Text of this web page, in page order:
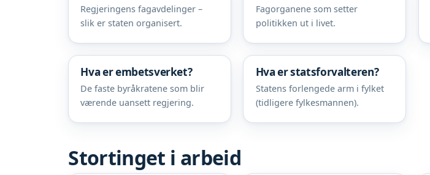
Regjeringens fagavdelinger –
slik er staten organisert.
Fagorganene som setter
politikken ut i livet.
Hva er embetsverket?
De faste byråkratene som blir
værende uansett regjering.
Hva er statsforvalteren?
Statens forlengede arm i fylket
(tidligere fylkesmannen).
Stortinget i arbeid